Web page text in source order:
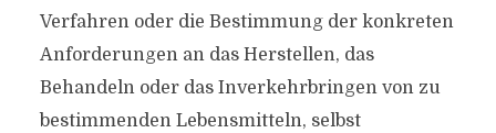
Verfahren oder die Bestimmung der konkreten
Anforderungen an das Herstellen, das
Behandeln oder das Inverkehrbringen von zu
bestimmenden Lebensmitteln, selbst